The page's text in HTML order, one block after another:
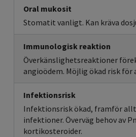
Oral mukosit
Stomatit vanligt. Kan kräva
Immunologisk reaktion
Överkänslighetsreaktioner
angioödem. Möjlig ökad risk för
Infektionsrisk
Infektionsrisk ökad, framför
infektioner. Överväg behov av
kortikosteroider.